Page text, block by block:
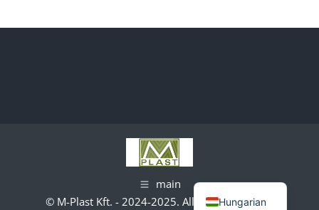
main
© M-Plast Kft. - 2024-2025. All rights reserved.
Hungarian